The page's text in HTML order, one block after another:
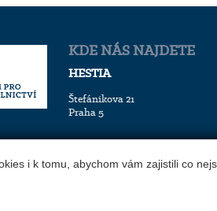
i k tomu, abychom vám zajistili co
KDE NÁS NAJDETE
HESTIA
Štefánikova 21
Praha 5